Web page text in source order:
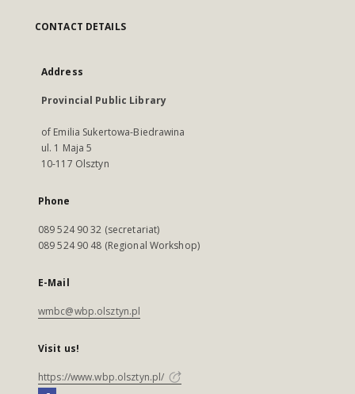
CONTACT DETAILS
Address
Provincial Public Library
of Emilia Sukertowa-Biedrawina
ul. 1 Maja 5
10-117 Olsztyn
Phone
089 524 90 32 (secretariat)
089 524 90 48 (Regional Workshop)
E-Mail
wmbc@wbp.olsztyn.pl
Visit us!
https://www.wbp.olsztyn.pl/